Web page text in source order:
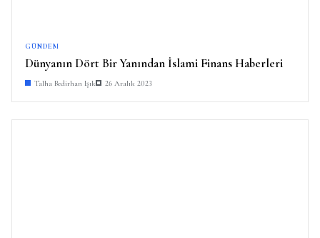
GÜNDEM
Dünyanın Dört Bir Yanından İslami Finans Haberleri
Talha Bedirhan Işık 26 Aralık 2023